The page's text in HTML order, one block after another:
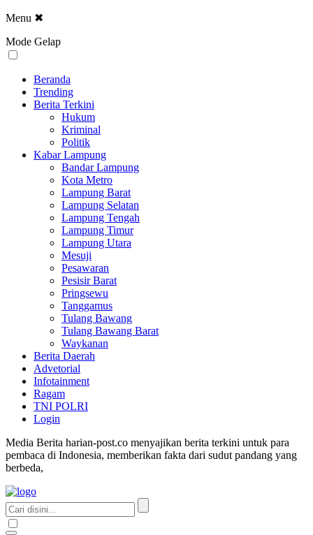
Menu ✖
Mode Gelap
Beranda
Trending
Berita Terkini
Hukum
Kriminal
Politik
Kabar Lampung
Bandar Lampung
Kota Metro
Lampung Barat
Lampung Selatan
Lampung Tengah
Lampung Timur
Lampung Utara
Mesuji
Pesawaran
Pesisir Barat
Pringsewu
Tanggamus
Tulang Bawang
Tulang Bawang Barat
Waykanan
Berita Daerah
Advetorial
Infotainment
Ragam
TNI POLRI
Login
Media Berita harian-post.co menyajikan berita terkini untuk para
pembaca di Indonesia, memberikan fakta dari sudut pandang yang
berbeda,